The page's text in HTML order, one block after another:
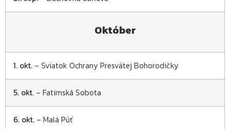
Október
1. okt. – Sviatok Ochrany Presvätej Bohorodičky
5. okt. – Fatimská Sobota
6. okt. – Malá Púť